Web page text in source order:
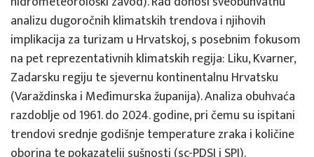
analizu dugoročnih klimatskih trendova i njihovih
implikacija za turizam u Hrvatskoj, s posebnim fokusom
na pet reprezentativnih klimatskih regija: Liku, Kvarner,
Zadarsku regiju te sjevernu kontinentalnu Hrvatsku
(Varaždinska i Međimurska županija). Analiza obuhvaća
razdoblje od 1961. do 2024. godine, pri čemu su ispitani
trendovi srednje godišnje temperature zraka i količine